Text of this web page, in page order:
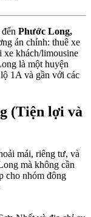
đến Phước Long,
án chính: thuê xe
xe khách/limousine
là một huyện
1A và gần với các
(Tiện lợi và
mái, riêng tư, và
mà không cần
cho nhóm đông